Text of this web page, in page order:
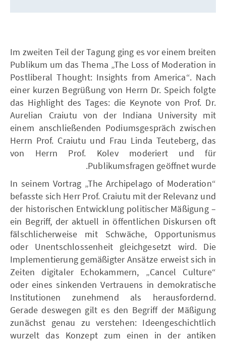
Im zweiten Teil der Tagung ging es vor einem breiten
Publikum um das Thema „The Loss of Moderation in
Postliberal Thought: Insights from America“. Nach
einer kurzen Begrüßung von Herrn Dr. Speich folgte
das Highlight des Tages: die Keynote von Prof. Dr.
Aurelian Craiutu von der Indiana University mit
einem anschließenden Podiumsgespräch zwischen
Herrn Prof. Craiutu und Frau Linda Teuteberg, das
von Herrn Prof. Kolev moderiert und für
Publikumsfragen geöffnet wurde.
In seinem Vortrag „The Archipelago of Moderation“
befasste sich Herr Prof. Craiutu mit der Relevanz und
der historischen Entwicklung politischer Mäßigung –
ein Begriff, der aktuell in öffentlichen Diskursen oft
fälschlicherweise mit Schwäche, Opportunismus
oder Unentschlossenheit gleichgesetzt wird. Die
Implementierung gemäßigter Ansätze erweist sich in
Zeiten digitaler Echokammern, „Cancel Culture“
oder eines sinkenden Vertrauens in demokratische
Institutionen zunehmend als herausfordernd.
Gerade deswegen gilt es den Begriff der Mäßigung
zunächst genau zu verstehen: Ideengeschichtlich
wurzelt das Konzept zum einen in der antiken